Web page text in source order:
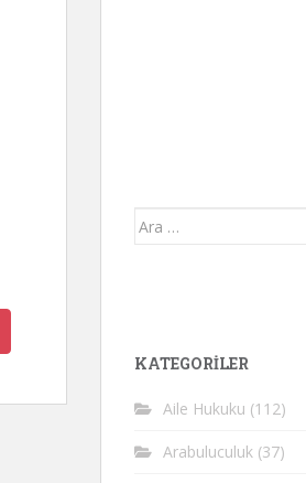
Arama
KATEGORİLER
Aile Hukuku (112)
Arabuluculuk (37)